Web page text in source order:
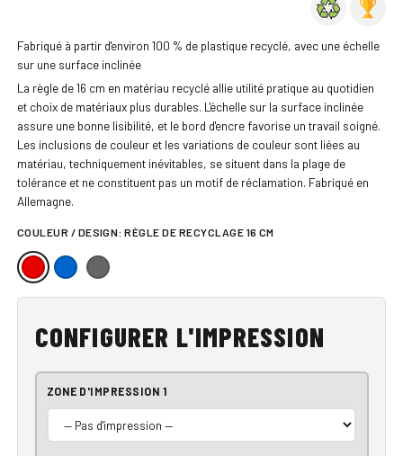
Fabriqué à partir d'environ 100 % de plastique recyclé, avec une échelle
sur une surface inclinée
La règle de 16 cm en matériau recyclé allie utilité pratique au quotidien
et choix de matériaux plus durables. L'échelle sur la surface inclinée
assure une bonne lisibilité, et le bord d'encre favorise un travail soigné.
Les inclusions de couleur et les variations de couleur sont liées au
matériau, techniquement inévitables, se situent dans la plage de
tolérance et ne constituent pas un motif de réclamation. Fabriqué en
Allemagne.
COULEUR / DESIGN:RÈGLE DE RECYCLAGE 16 CM
CONFIGURER L'IMPRESSION
ZONE D'IMPRESSION 1